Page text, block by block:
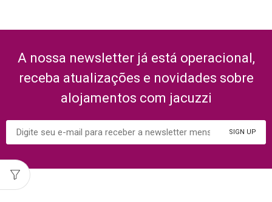
A nossa newsletter já está operacional,
receba atualizações e novidades sobre
alojamentos com jacuzzi